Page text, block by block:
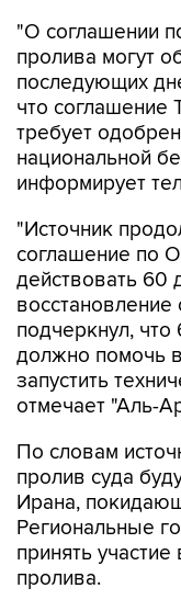
"О соглашении
пролива могут
последующих
что соглашение
требует
национальной
информирует
"Источник
соглашение по
действовать 60
восстановление
подчеркнул,
должно помочь
запустить
отмечает "Аль-
По словам
пролив суда
Ирана,
Региональные
принять
пролива.